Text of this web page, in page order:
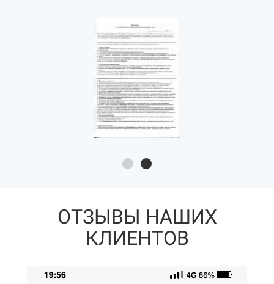
ОТЗЫВЫ НАШИХ
КЛИЕНТОВ